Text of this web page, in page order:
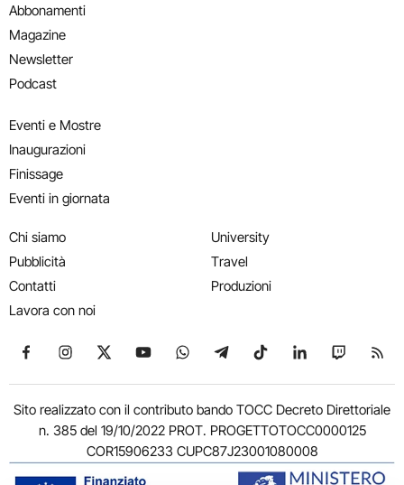
Abbonamenti
Magazine
Newsletter
Podcast
Eventi e Mostre
Inaugurazioni
Finissage
Eventi in giornata
Chi siamo
Pubblicità
Contatti
Lavora con noi
University
Travel
Produzioni
Seguici su Facebook
Seguici su Instagram
Seguici su X
Seguici su YouTube
Seguici su WhatsApp
Seguici su Telegram
Seguici su TikTok
Seguici su
Seguici
Sito realizzato con il contributo bando TOCC Decreto Direttoriale
n. 385 del 19/10/2022 PROT. PROGETTOTOCC0000125
COR15906233 CUPC87J23001080008